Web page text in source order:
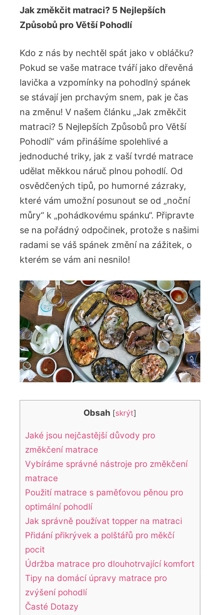
Jak změkčit matraci? 5 Nejlepších
Způsobů pro Větší Pohodlí
Kdo z nás by nechtěl spát jako v obláčku?
Pokud se vaše matrace tváří jako dřevěná
lavička a vzpomínky na pohodlný spánek
se stávají jen prchavým snem, pak je čas
na změnu! V našem článku „Jak změkčit
matraci? 5 Nejlepších Způsobů pro Větší
Pohodlí“ vám přinášíme spolehlivé a
jednoduché triky, jak z vaší tvrdé matrace
udělat měkkou náruč plnou pohodlí. Od
osvědčených tipů, po humorné zázraky,
které vám umožní posunout se od „noční
můry“ k „pohádkovému spánku“. Připravte
se na pořádný odpočinek, protože s našimi
radami se váš spánek změní na zážitek, o
kterém se vám ani nesnilo!
Obsah [skrýt]
Jaké jsou nejčastější důvody pro
změkčení matrace
Vybíráme správné nástroje pro změkčení
matrace
Použití matrace s paměťovou pěnou pro
optimální pohodlí
Jak správně používat topper na matraci
Přidání přikrývek a polštářů pro měkčí
pocit
Údržba matrace pro dlouhotrvající komfort
Tipy na domácí úpravy matrace pro
zvýšení pohodlí
Časté Dotazy